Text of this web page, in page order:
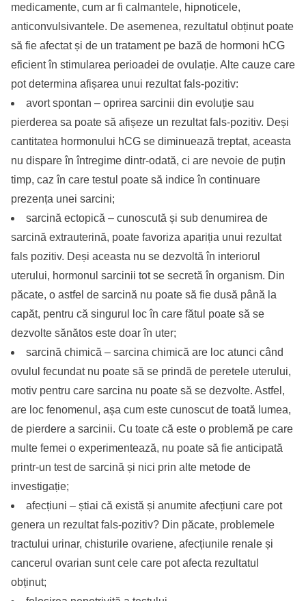
medicamente, cum ar fi calmantele, hipnoticele,
anticonvulsivantele. De asemenea, rezultatul obținut poate
să fie afectat și de un tratament pe bază de hormoni hCG
eficient în stimularea perioadei de ovulație. Alte cauze care
pot determina afișarea unui rezultat fals-pozitiv:
avort spontan – oprirea sarcinii din evoluție sau
pierderea sa poate să afișeze un rezultat fals-pozitiv. Deși
cantitatea hormonului hCG se diminuează treptat, aceasta
nu dispare în întregime dintr-odată, ci are nevoie de puțin
timp, caz în care testul poate să indice în continuare
prezența unei sarcini;
sarcină ectopică – cunoscută și sub denumirea de
sarcină extrauterină, poate favoriza apariția unui rezultat
fals pozitiv. Deși aceasta nu se dezvoltă în interiorul
uterului, hormonul sarcinii tot se secretă în organism. Din
păcate, o astfel de sarcină nu poate să fie dusă până la
capăt, pentru că singurul loc în care fătul poate să se
dezvolte sănătos este doar în uter;
sarcină chimică – sarcina chimică are loc atunci când
ovulul fecundat nu poate să se prindă de peretele uterului,
motiv pentru care sarcina nu poate să se dezvolte. Astfel,
are loc fenomenul, așa cum este cunoscut de toată lumea,
de pierdere a sarcinii. Cu toate că este o problemă pe care
multe femei o experimentează, nu poate să fie anticipată
printr-un test de sarcină și nici prin alte metode de
investigație;
afecțiuni – știai că există și anumite afecțiuni care pot
genera un rezultat fals-pozitiv? Din păcate, problemele
tractului urinar, chisturile ovariene, afecțiunile renale și
cancerul ovarian sunt cele care pot afecta rezultatul
obținut;